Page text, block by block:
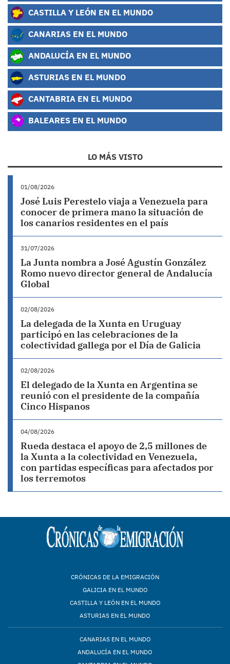
CASTILLA Y LEÓN EN EL MUNDO
CANARIAS EN EL MUNDO
ANDALUCÍA EN EL MUNDO
ASTURIAS EN EL MUNDO
CANTABRIA EN EL MUNDO
BALEARES EN EL MUNDO
LO MÁS VISTO
01/08/2026
José Luis Perestelo viaja a Venezuela para
conocer de primera mano la situación de
los canarios residentes en el país
31/07/2026
La Junta nombra a José Agustín González
Romo nuevo director general de Andalucía
Global
02/08/2026
La delegada de la Xunta en Uruguay
participó en las celebraciones de la
colectividad gallega por el Día de Galicia
02/08/2026
El delegado de la Xunta en Argentina se
reunió con el presidente de la compañía
Cinco Hispanos
04/08/2026
Rueda destaca el apoyo de 2,5 millones de
la Xunta a la colectividad en Venezuela,
con partidas específicas para afectados por
los terremotos
CRÓNICAS DE LA EMIGRACIÓN
GALICIA EN EL MUNDO
CASTILLA Y LEÓN EN EL MUNDO
ASTURIAS EN EL MUNDO
CANARIAS EN EL MUNDO
ANDALUCÍA EN EL MUNDO